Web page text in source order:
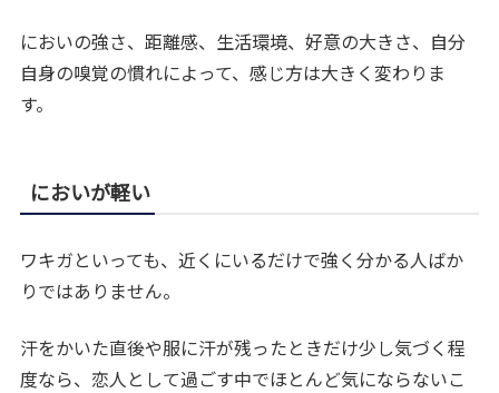
においの強さ、距離感、生活環境、好意の大きさ、自分
自身の嗅覚の慣れによって、感じ方は大きく変わりま
す。
においが軽い
ワキガといっても、近くにいるだけで強く分かる人ばか
りではありません。
汗をかいた直後や服に汗が残ったときだけ少し気づく程
度なら、恋人として過ごす中でほとんど気にならないこ